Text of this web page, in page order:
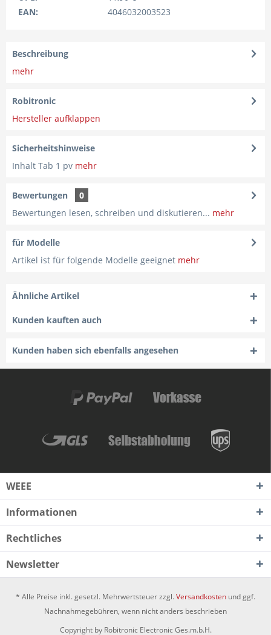
EAN:
4046032003523
Beschreibung
mehr
Robitronic
Hersteller aufklappen
Sicherheitshinweise
Inhalt Tab 1 pv mehr
Bewertungen
0
Bewertungen lesen, schreiben und diskutieren... mehr
für Modelle
Artikel ist für folgende Modelle geeignet mehr
Ähnliche Artikel
Kunden kauften auch
Kunden haben sich ebenfalls angesehen
WEEE
Informationen
Rechtliches
Newsletter
* Alle Preise inkl. gesetzl. Mehrwertsteuer zzgl.Versandkosten und ggf.
Nachnahmegebühren, wenn nicht anders beschrieben
Copyright by Robitronic Electronic Ges.m.b.H.